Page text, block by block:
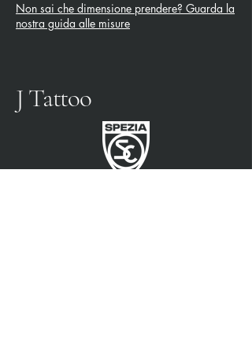
Non sai che dimensione prendere? Guarda la
nostra guida alle misure
J Tattoo